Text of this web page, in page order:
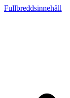
Fullbreddsinnehåll